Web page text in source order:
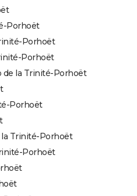
Porhoët
Porhoët
Porhoët
la Trinité-Porhoët
Porhoët
la Trinité-Porhoët
Porhoët